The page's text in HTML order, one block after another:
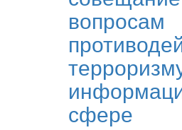
вопросам
сфере